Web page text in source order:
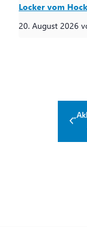
Locker vom
20. August 2026